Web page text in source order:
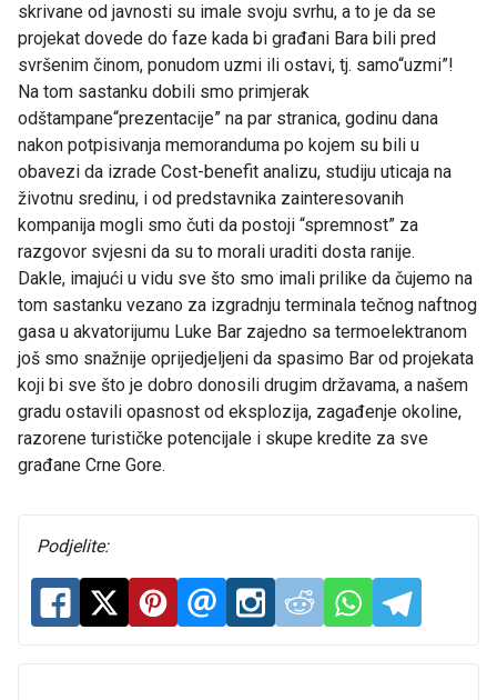
skrivane od javnosti su imale svoju svrhu, a to je da se
projekat dovede do faze kada bi građani Bara bili pred
svršenim činom, ponudom uzmi ili ostavi, tj. samo“uzmi”!
Na tom sastanku dobili smo primjerak
odštampane“prezentacije” na par stranica, godinu dana
nakon potpisivanja memoranduma po kojem su bili u
obavezi da izrade Cost-benefit analizu, studiju uticaja na
životnu sredinu, i od predstavnika zainteresovanih
kompanija mogli smo čuti da postoji “spremnost” za
razgovor svjesni da su to morali uraditi dosta ranije.
Dakle, imajući u vidu sve što smo imali prilike da čujemo na
tom sastanku vezano za izgradnju terminala tečnog naftnog
gasa u akvatorijumu Luke Bar zajedno sa termoelektranom
još smo snažnije oprijedjeljeni da spasimo Bar od projekata
koji bi sve što je dobro donosili drugim državama, a našem
gradu ostavili opasnost od eksplozija, zagađenje okoline,
razorene turističke potencijale i skupe kredite za sve
građane Crne Gore.
Podjelite: